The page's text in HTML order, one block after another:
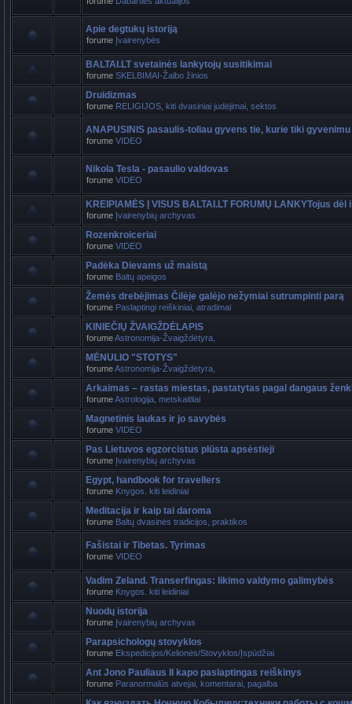
Apie degtukų istoriją
forume Įvairenybės
BALTAI.LT svetainės lankytojų susitikimai
forume SKELBIMAI-Žaibo žinios
Druidizmas
forume RELIGIJOS, kiti dvasiniai judėjimai, sektos
ANAPUSINIS pasaulis-toliau gyvens tie, kurie tiki gyvenimu
forume VIDEO
Nikola Tesla - pasaulio valdovas
forume VIDEO
KREIPIAMĖS Į VISUS BALTAI.LT FORUMŲ LANKYTojus dėl
forume Įvairenybių archyvas
Rozenkroiceriai
forume VIDEO
Padėka Dievams už maistą
forume Baltų apeigos
Žemės drebėjimas Čilėje galėjo nežymiai sutrumpinti parą
forume Paslaptingi reiškiniai, atradimai
KINIEČIŲ ŽVAIGŽDĖLAPIS
forumeAstronomija-Žvaigždėtyra,
MĖNULIO "STOTYS"
forumeAstronomija-Žvaigždėtyra,
Arkaimas – rastas miestas, pastatytas pagal dangaus
forumeAstrologija, metskaitliai
Magnetinis laukas ir jo savybės
forume VIDEO
Pas Lietuvos egzorcistus plūsta apsėstieji
forume Įvairenybių archyvas
Egypt, handbook for travellers
forume Knygos. kiti leidiniai
Meditacija ir kaip tai daroma
forume Baltų dvasinės tradicijos, praktikos
Fašistai ir Tibetas. Tyrimas
forume VIDEO
Vadim Zeland. Transerfingas: likimo valdymo galimybės
forume Knygos. kiti leidiniai
Nuodų istorija
forume Įvairenybių archyvas
Parapsichologų stovyklos
forume Ekspedicijos/Kelionės/Stovyklos/Įspūdžiai
Ant Jono Pauliaus II kapo paslaptingas reiškinys
forume Paranormalūs atvejai, komentarai, pagalba